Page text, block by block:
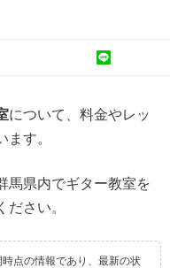
について、料金やレッ
す。
馬県内でギター教室を
さい。
点の情報であり、最新の状